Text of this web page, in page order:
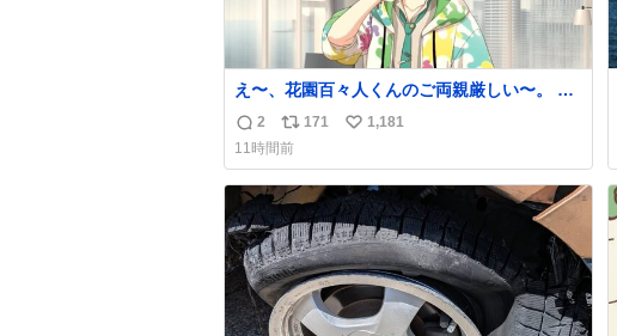
え〜、花園百々人くんのご両親厳しい〜。 で
も9歳児の市原仁奈にここまで「構ってほし
い、構ってくれるの？」と寂しさを極限まで
煮詰めた台詞を何気ない日常会話で発言させ
てるご両親もだいぶ厳しいよ 双方弁護士を
雇わないか？
返
信
数
2
リ
ポ
ス
ト
数
171
い
ね
数
1,181
11時間前